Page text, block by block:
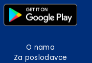
O nama
Za poslodavce